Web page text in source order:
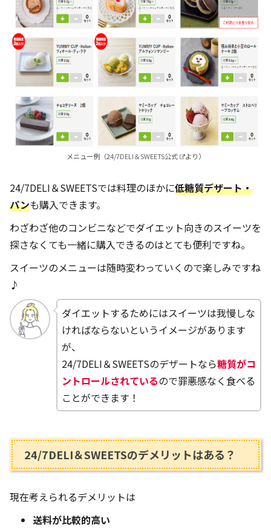
メニュー例（24/7DELI＆SWEETS公式 より）
24/7DELI＆SWEETSでは料理のほかに低糖質デザート・
パンも購入できます。
わざわざ他のコンビニなどでダイエット向きのスイーツを
探さなくても一緒に購入できるのはとても便利ですね。
スイーツのメニューは随時変わっていくので楽しみですね
♪
ダイエットするためにはスイーツは我慢しな
ければならないというイメージがあります
が、
24/7DELI＆SWEETSのデザートなら糖質がコ
ントロールされているので罪悪感なく食べる
ことができます！
24/7DELI＆SWEETSのデメリットはある？
現在考えられるデメリットは
送料が比較的高い